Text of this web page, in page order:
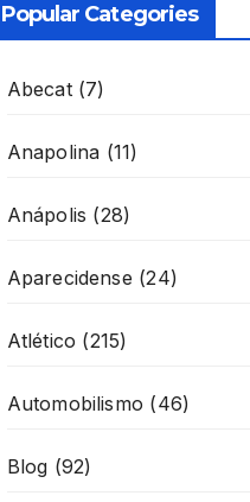
Popular Categories
Abecat(7)
Anapolina (11)
Anápolis (28)
Aparecidense (24)
Atlético (215)
Automobilismo (46)
Blog (92)